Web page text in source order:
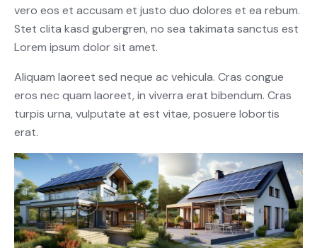
vero eos et accusam et justo duo dolores et ea rebum.
Stet clita kasd gubergren, no sea takimata sanctus est
Lorem ipsum dolor sit amet.
Aliquam laoreet sed neque ac vehicula. Cras congue
eros nec quam laoreet, in viverra erat bibendum. Cras
turpis urna, vulputate at est vitae, posuere lobortis
erat.